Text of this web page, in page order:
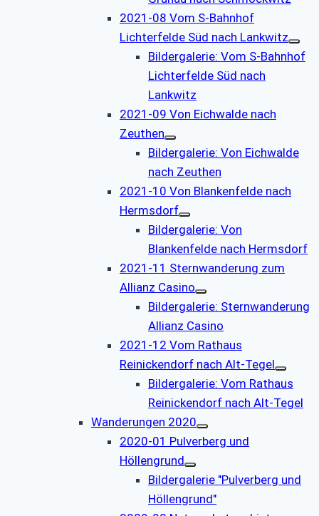
2021-08 Vom S-Bahnhof
Lichterfelde Süd nach Lankwitz
Bildergalerie: Vom S-Bahnhof
Lichterfelde Süd nach
Lankwitz
2021-09 Von Eichwalde nach
Zeuthen
Bildergalerie: Von Eichwalde
nach Zeuthen
2021-10 Von Blankenfelde nach
Hermsdorf
Bildergalerie: Von
Blankenfelde nach Hermsdorf
2021-11 Sternwanderung zum
Allianz Casino
Bildergalerie: Sternwanderung
Allianz Casino
2021-12 Vom Rathaus
Reinickendorf nach Alt-Tegel
Bildergalerie: Vom Rathaus
Reinickendorf nach Alt-Tegel
Wanderungen 2020
2020-01 Pulverberg und
Höllengrund
Bildergalerie "Pulverberg und
Höllengrund"